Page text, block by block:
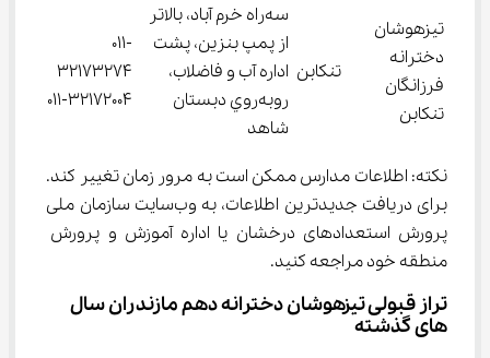
تیزهوشان
دخترانه
فرزانگان
تنکابن
تنکابن
سه‌راه خرم آباد، بالاتر
از پمپ بنزين، پشت
اداره آب و فاضلاب،
روبه‌روي دبستان
شاهد
011-
32173274
011-32172004
نکته: اطلاعات مدارس ممکن است به مرور زمان تغییر کند.
برای دریافت جدیدترین اطلاعات، به وب‌سایت سازمان ملی
پرورش استعدادهای درخشان یا اداره آموزش و پرورش
منطقه خود مراجعه کنید.
تراز قبولی تیزهوشان دخترانه دهم مازندران سال
های گذشته